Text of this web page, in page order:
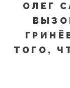
ОЛЕГ
ТОГО,